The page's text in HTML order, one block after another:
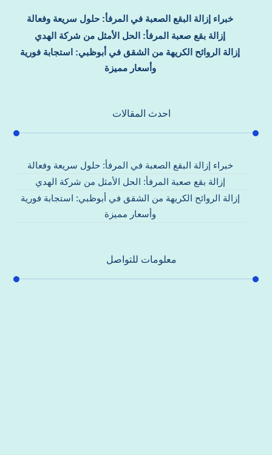
خبراء إزالة البقع الصعبة في المرفأ: حلول سريعة وفعالة
إزالة بقع صعبة المرفأ: الحل الأمثل من شركة الهدي
إزالة الروائح الكريهة من الشقق في أبوظبي: استجابة فورية
وأسعار مميزة
احدث المقالات
خبراء إزالة البقع الصعبة في المرفأ: حلول سريعة وفعالة
إزالة بقع صعبة المرفأ: الحل الأمثل من شركة الهدي
إزالة الروائح الكريهة من الشقق في أبوظبي: استجابة فورية
وأسعار مميزة
معلومات للتواصل